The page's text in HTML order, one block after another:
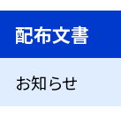
配布文書
お知らせ